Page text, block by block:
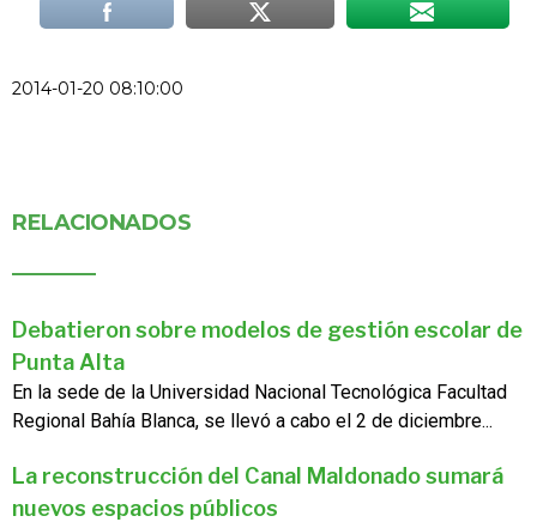
2014-01-20 08:10:00
RELACIONADOS
Debatieron sobre modelos de gestión escolar de
Punta Alta
En la sede de la Universidad Nacional Tecnológica Facultad
Regional Bahía Blanca, se llevó a cabo el 2 de diciembre...
La reconstrucción del Canal Maldonado sumará
nuevos espacios públicos